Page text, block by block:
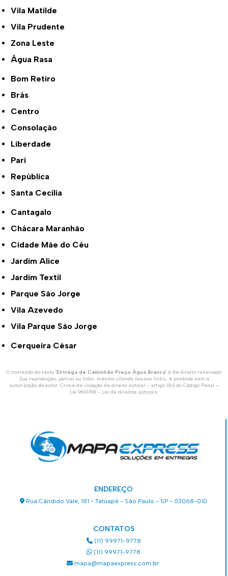
Vila Matilde
Vila Prudente
Zona Leste
Água Rasa
Bom Retiro
Brás
Centro
Consolação
Liberdade
Pari
República
Santa Cecília
Cantagalo
Chácara Maranhão
Cidade Mãe do Céu
Jardim Alice
Jardim Textil
Parque São Jorge
Vila Azevedo
Vila Parque São Jorge
Cerqueira César
O conteúdo do texto "Entrega de Caminhão Preço Água Branca" é de direito reservado.
Sua reprodução, parcial ou total, mesmo citando nossos links, é proibida sem a
autorização do autor. Crime de violação de direito autoral – artigo 184 do Código Penal –
Lei 9610/98 - Lei de direitos autorais.
ENDEREÇO
Rua Cândido Vale, 181 - Tatuapé - São Paulo - SP - 03068-010
CONTATOS
(11) 99971-9778
(11) 99971-9778
mapa@mapaexpress.com.br